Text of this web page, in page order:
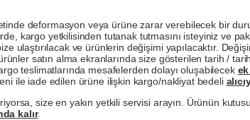
deformasyon veya ürüne zarar verebilecek bir
kargo yetkilisinden tutanak tutmasını isteyiniz ve
ulaştırılacak ve ürünlerin değişimi yapılacaktır.
satın alma ekranlarında size gösterilen tarih /
teslimatlarında mesafelerden dolayı oluşabilecek
ile iade edilen ürüne ilişkin kargo/nakliyat bedeli
size en yakın yetkili servisi arayın. Ürünün
kalır.